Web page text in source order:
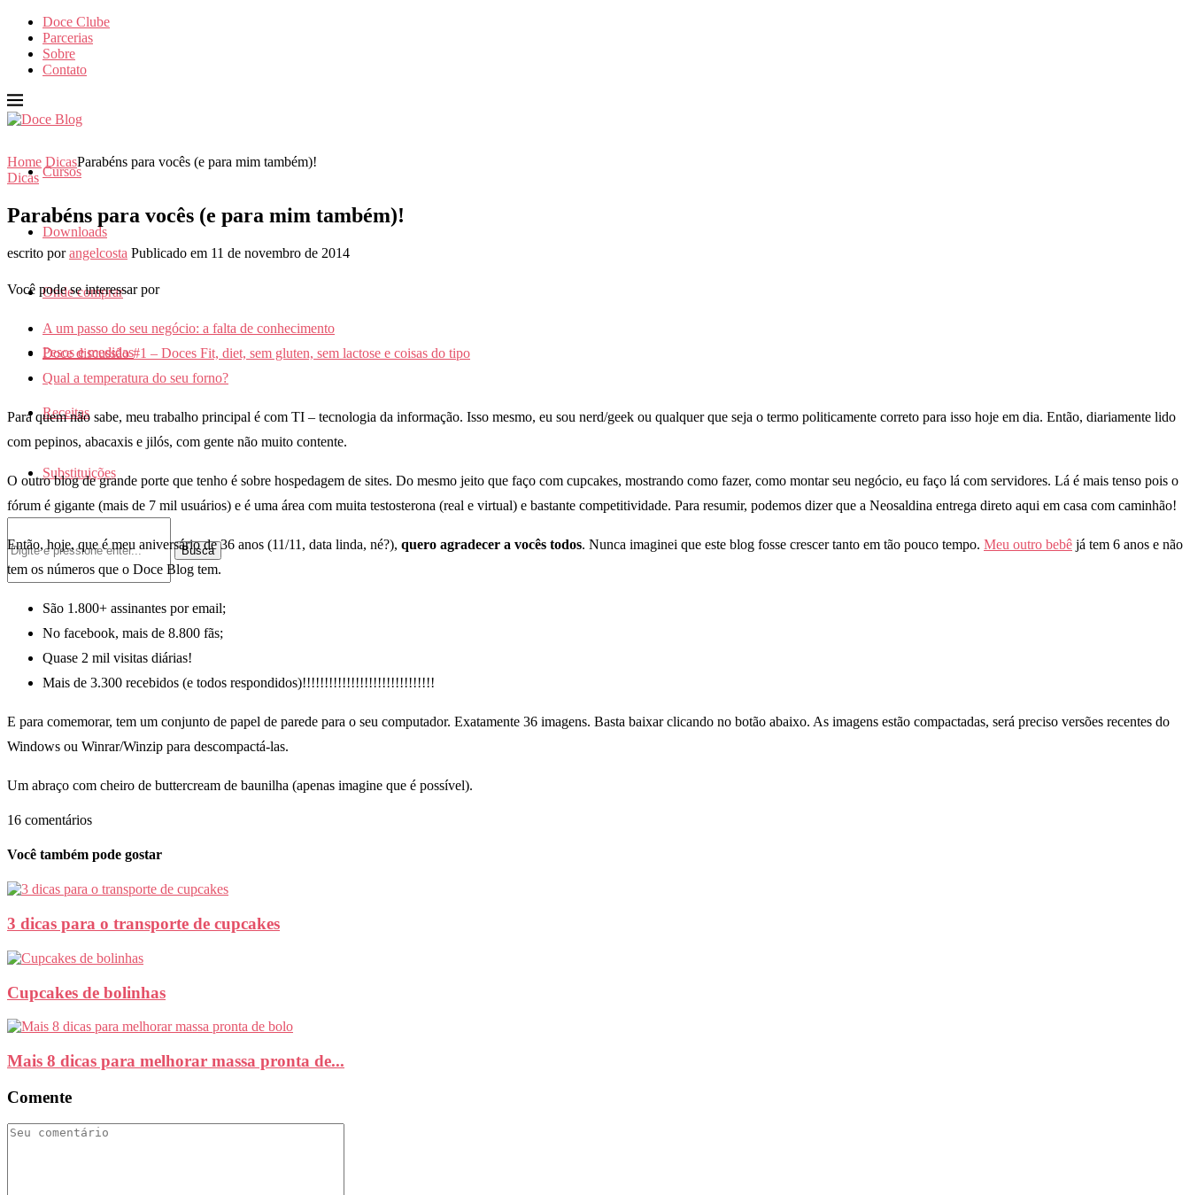
Doce Clube
Parcerias
Sobre
Contato
Cursos
Downloads
Onde comprar
Pesos e medidas
Receitas
Substituições
Busca
Home DicasParabéns para vocês (e para mim também)!
Dicas
Parabéns para vocês (e para mim também)!
escrito porangelcosta Publicado em 11 de novembro de 2014
Você pode se interessar por
A um passo do seu negócio: a falta de conhecimento
Doce discussão #1 – Doces Fit, diet, sem gluten, sem lactose e coisas do tipo
Qual a temperatura do seu forno?
Para quem não sabe, meu trabalho principal é com TI – tecnologia da informação. Isso mesmo, eu sou nerd/geek ou qualquer que seja o termo politicamente correto para isso hoje em dia. Então, diariamente lido
com pepinos, abacaxis e jilós, com gente não muito contente.
O outro blog de grande porte que tenho é sobre hospedagem de sites. Do mesmo jeito que faço com cupcakes, mostrando como fazer, como montar seu negócio, eu faço lá com servidores. Lá é mais tenso pois o
fórum é gigante (mais de 7 mil usuários) e é uma área com muita testosterona (real e virtual) e bastante competitividade. Para resumir, podemos dizer que a Neosaldina entrega direto aqui em casa com caminhão!
Então, hoje, que é meu aniversário de 36 anos (11/11, data linda, né?), quero agradecer a vocês todos. Nunca imaginei que este blog fosse crescer tanto em tão pouco tempo. Meu outro bebê já tem 6 anos e não
tem os números que o Doce Blog tem.
São 1.800+ assinantes por email;
No facebook, mais de 8.800 fãs;
Quase 2 mil visitas diárias!
Mais de 3.300 recebidos (e todos respondidos)!!!!!!!!!!!!!!!!!!!!!!!!!!!!!!
E para comemorar, tem um conjunto de papel de parede para o seu computador. Exatamente 36 imagens. Basta baixar clicando no botão abaixo. As imagens estão compactadas, será preciso versões recentes do
Windows ou Winrar/Winzip para descompactá-las.
Um abraço com cheiro de buttercream de baunilha (apenas imagine que é possível).
16 comentários
Você também pode gostar
3 dicas para o transporte de cupcakes
Cupcakes de bolinhas
Mais 8 dicas para melhorar massa pronta de...
Comente